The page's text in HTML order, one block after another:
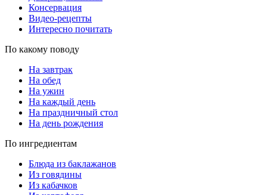
Консервация
Видео-рецепты
Интересно почитать
По какому поводу
На завтрак
На обед
На ужин
На каждый день
На праздничный стол
На день рождения
По ингредиентам
Блюда из баклажанов
Из говядины
Из кабачков